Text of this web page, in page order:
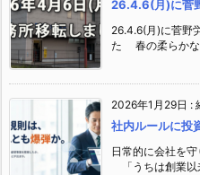
26.4.6(月)に菅
26.4.6(月)に菅野
た 春の柔らかな
2026年1月29日 :
社内ルールに投
日常的に会社を
「うちは創業以